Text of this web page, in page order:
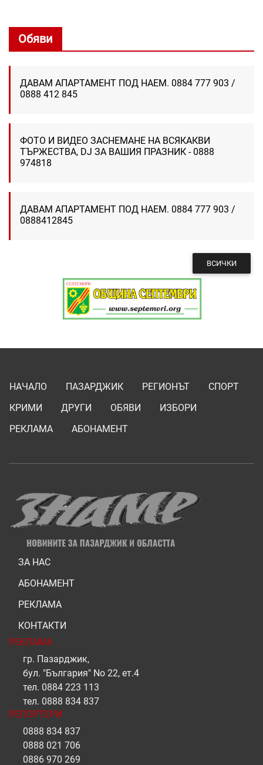
Обяви
ДАВАМ АПАРТАМЕНТ ПОД НАЕМ. 0884 777 903 /
0888 412 845
ФОТО И ВИДЕО ЗАСНЕМАНЕ НА ВСЯКАКВИ
ТЪРЖЕСТВА, DJ ЗА ВАШИЯ ПРАЗНИК - 0888
974818
ДАВАМ АПАРТАМЕНТ ПОД НАЕМ. 0884 777 903 /
0888412845
ВСИЧКИ
НАЧАЛО ПАЗАРДЖИК РЕГИОНЪТ
СПОРТ
КРИМИ
ДРУГИ ОБЯВИ
ИЗБОРИ
РЕКЛАМА
АБОНАМЕНТ
ЗА НАС
АБОНАМЕНТ
РЕКЛАМА
КОНТАКТИ
РЕКЛАМА
гр. Пазарджик,
бул. "България" No 22, ет.4
тел. 0884 223 113
тел. 0888 834 837
РЕПОРТЕРИ
0888 834 837
0888 021 706
0886 970 269